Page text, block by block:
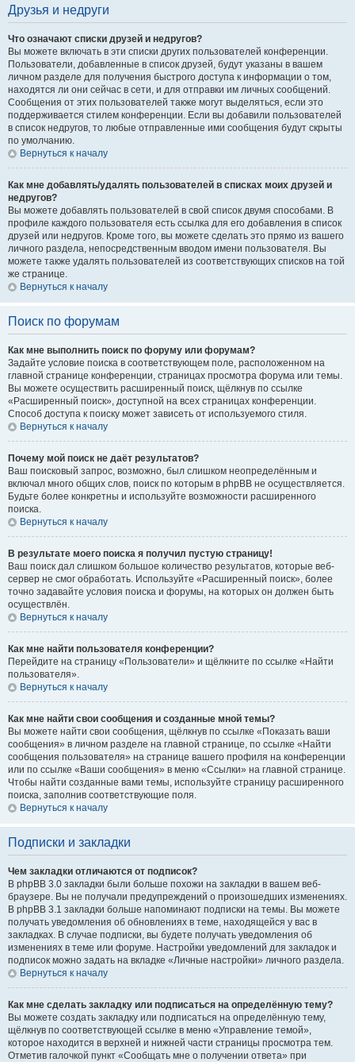
Друзья и недруги
Что означают списки друзей и недругов?
Вы можете включать в эти списки других пользователей конференции.
Пользователи, добавленные в список друзей, будут указаны в вашем
личном разделе для получения быстрого доступа к информации о том,
находятся ли они сейчас в сети, и для отправки им личных сообщений.
Сообщения от этих пользователей также могут выделяться, если это
поддерживается стилем конференции. Если вы добавили пользователей
в список недругов, то любые отправленные ими сообщения будут скрыты
по умолчанию.
Вернуться к началу
Как мне добавлять/удалять пользователей в списках моих друзей и
недругов?
Вы можете добавлять пользователей в свой список двумя способами. В
профиле каждого пользователя есть ссылка для его добавления в список
друзей или недругов. Кроме того, вы можете сделать это прямо из вашего
личного раздела, непосредственным вводом имени пользователя. Вы
можете также удалять пользователей из соответствующих списков на той
же странице.
Вернуться к началу
Поиск по форумам
Как мне выполнить поиск по форуму или форумам?
Задайте условие поиска в соответствующем поле, расположенном на
главной странице конференции, страницах просмотра форума или темы.
Вы можете осуществить расширенный поиск, щёлкнув по ссылке
«Расширенный поиск», доступной на всех страницах конференции.
Способ доступа к поиску может зависеть от используемого стиля.
Вернуться к началу
Почему мой поиск не даёт результатов?
Ваш поисковый запрос, возможно, был слишком неопределённым и
включал много общих слов, поиск по которым в phpBB не осуществляется.
Будьте более конкретны и используйте возможности расширенного
поиска.
Вернуться к началу
В результате моего поиска я получил пустую страницу!
Ваш поиск дал слишком большое количество результатов, которые веб-
сервер не смог обработать. Используйте «Расширенный поиск», более
точно задавайте условия поиска и форумы, на которых он должен быть
осуществлён.
Вернуться к началу
Как мне найти пользователя конференции?
Перейдите на страницу «Пользователи» и щёлкните по ссылке «Найти
пользователя».
Вернуться к началу
Как мне найти свои сообщения и созданные мной темы?
Вы можете найти свои сообщения, щёлкнув по ссылке «Показать ваши
сообщения» в личном разделе на главной странице, по ссылке «Найти
сообщения пользователя» на странице вашего профиля на конференции
или по ссылке «Ваши сообщения» в меню «Ссылки» на главной странице.
Чтобы найти созданные вами темы, используйте страницу расширенного
поиска, заполнив соответствующие поля.
Вернуться к началу
Подписки и закладки
Чем закладки отличаются от подписок?
В phpBB 3.0 закладки были больше похожи на закладки в вашем веб-
браузере. Вы не получали предупреждений о произошедших изменениях.
В phpBB 3.1 закладки больше напоминают подписки на темы. Вы можете
получать уведомления об обновлениях в теме, находящейся у вас в
закладках. В случае подписки, вы будете получать уведомления об
изменениях в теме или форуме. Настройки уведомлений для закладок и
подписок можно задать на вкладке «Личные настройки» личного раздела.
Вернуться к началу
Как мне сделать закладку или подписаться на определённую тему?
Вы можете создать закладку или подписаться на определённую тему,
щёлкнув по соответствующей ссылке в меню «Управление темой»,
которое находится в верхней и нижней части страницы просмотра тем.
Отметив галочкой пункт «Сообщать мне о получении ответа» при